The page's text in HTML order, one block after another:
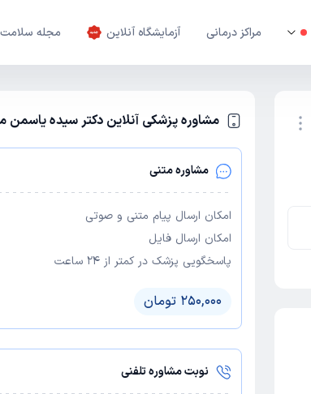
مراکز درمانی آزمایشگاه آنلاین مجله سلامت
مشاوره پزشکی آنلاین دکتر سیده یاسمن
مشاوره متنی
امکان ارسال پیام متنی و صوتی
امکان ارسال فایل
پاسخگویی پزشک در کمتر از ۲۴ ساعت
250,000 تومان
نوبت مشاوره تلفنی